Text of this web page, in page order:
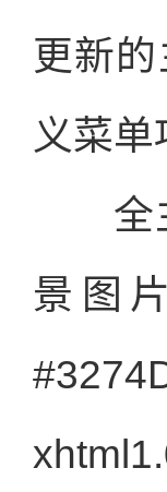
更新
义菜
全主
景图